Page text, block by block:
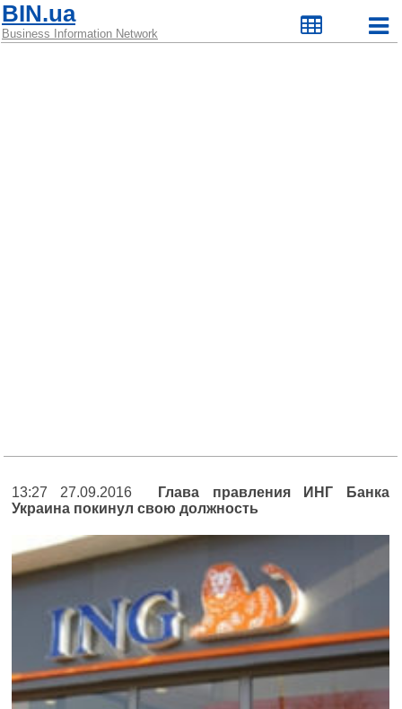
BIN.ua
Business Information Network
13:27 27.09.2016
Глава правления ИНГ Банка
Украина покинул свою должность